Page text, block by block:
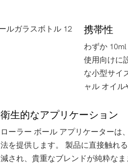
携帯性
わずか
使用向けに
な小型サイ
ャル オイル
衛生的なアプリケーション
ローラー ボール アプリケーターは
法を提供します。 製品に直接触れ
減され、貴重なブレンドが純粋なま